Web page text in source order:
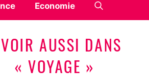
Economie
AUSSI DANS
« VOYAGE »